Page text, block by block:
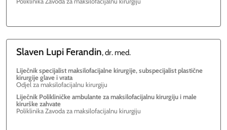
Slaven Lupi Ferandin, dr. med.
Liječnik specijalist maksilofacijalne kirurgije, subspecijalist plastične
kirurgije glave i vrata
Odjel za maksilofacijalnu kirurgiju
Liječnik Polikliničke ambulante za maksilofacijalnu kirurgiju i male
kirurške zahvate
Poliklinika Zavoda za maksilofacijalnu kirurgiju